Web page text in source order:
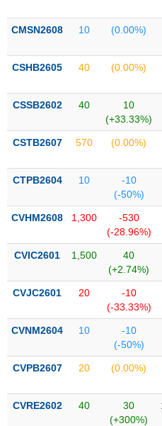
Trạng
cổ
phiếu
Quy
mô
trường
yết
yết
Niêm
bổ
sung
Hủy
niêm
Theo
đặc
CMSN2608 10 (0.00%)
CSHB2605 40 (0.00%)
CSSB2602 40
10
(+33.33%)
CSTB2607 570 (0.00%)
CTPB2604 10
-10
(-50%)
CVHM2608 1,300
-530
(-28.96%)
CVIC2601 1,500
40
(+2.74%)
CVJC2601 20
-10
(-33.33%)
CVNM2604 10
-10
(-50%)
CVPB2607 20 (0.00%)
CVRE2602 40
30
(+300%)
DOANH
CỔ
SINH
PHIẾU
CỤ
ĐẦU